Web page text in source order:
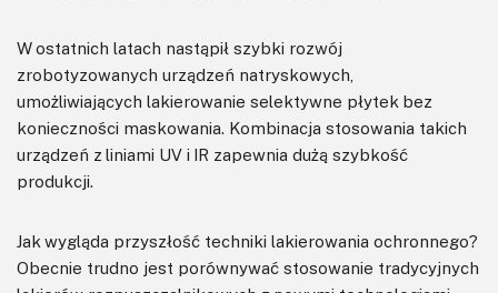
W ostatnich latach nastąpił szybki rozwój
zrobotyzowanych urządzeń natryskowych,
umożliwiających lakierowanie selektywne płytek bez
konieczności maskowania. Kombinacja stosowania takich
urządzeń z liniami UV i IR zapewnia dużą szybkość
produkcji.
Jak wygląda przyszłość techniki lakierowania ochronnego?
Obecnie trudno jest porównywać stosowanie tradycyjnych